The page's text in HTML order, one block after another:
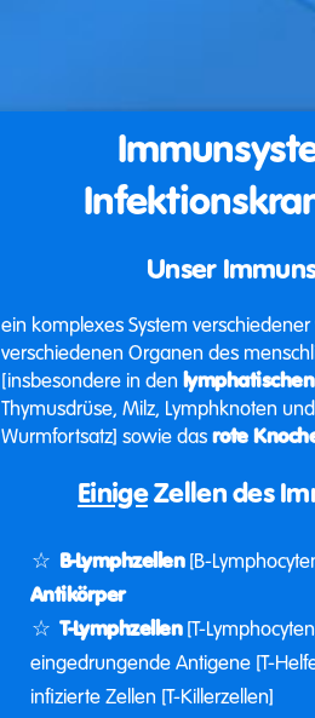
Unser
ein komplexes System verschiedener
verschiedenen Organen des
[insbesondere in den
Thymusdrüse, Milz, Lymphknoten
Wurmfortsatz] sowie dasrote
EinigeZellen des
B-Lymphzellen[B-
Antikörper
T-Lymphzellen[T-
eingedrungende Antigene [T-
infizierte Zellen [T-Killerzellen]